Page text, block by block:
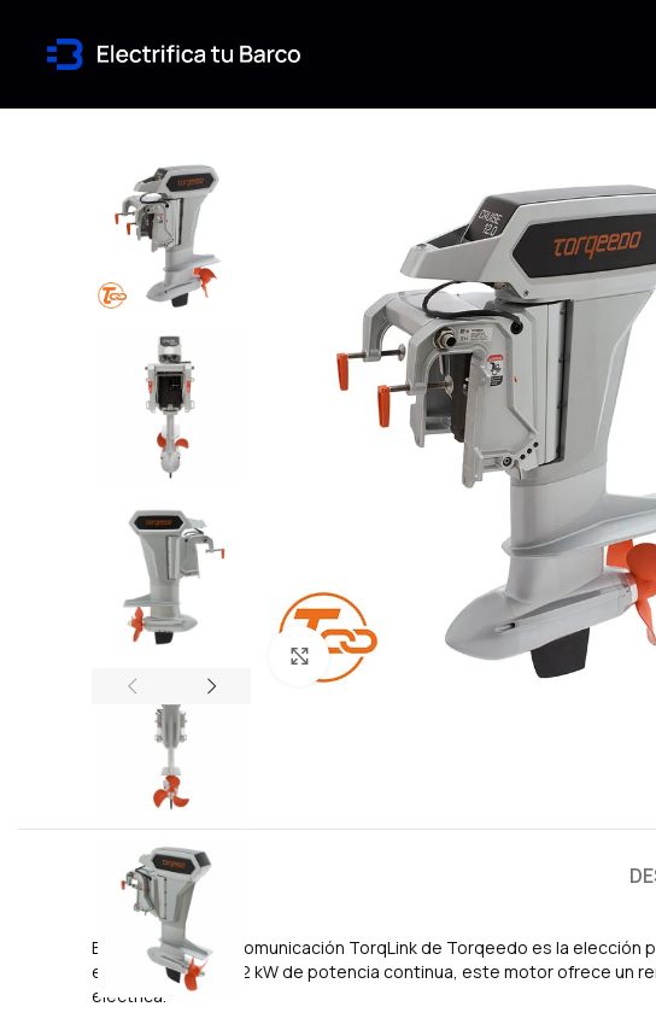
Click to enlarge
El Cruise 12.0 con comunicación TorqLink de Torqeedo es la
excepcional. Con 12 kW de potencia continua, este motor ofrece un
eléctrica.